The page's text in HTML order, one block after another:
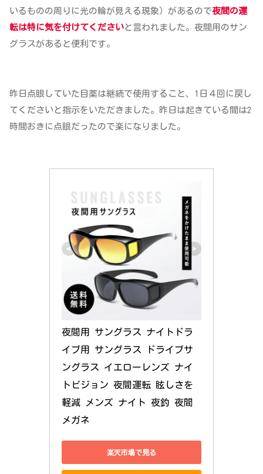
いるものの周りに光の輪が見える現象）があるので夜間の運
転は特に気を付けてくださいと言われました。夜間用のサン
グラスがあると便利です。
昨日点眼していた目薬は継続で使用すること、1日４回に戻し
てくださいと指示をいただきました。昨日は起きている間は2
時間おきに点眼だったので楽になりました。
夜間用 サングラス ナイトドラ
イブ用 サングラス ドライブサ
ングラス イエローレンズ ナイ
トビジョン 夜間運転 眩しさを
軽減 メンズ ナイト 夜釣 夜間
メガネ
楽天市場で見る